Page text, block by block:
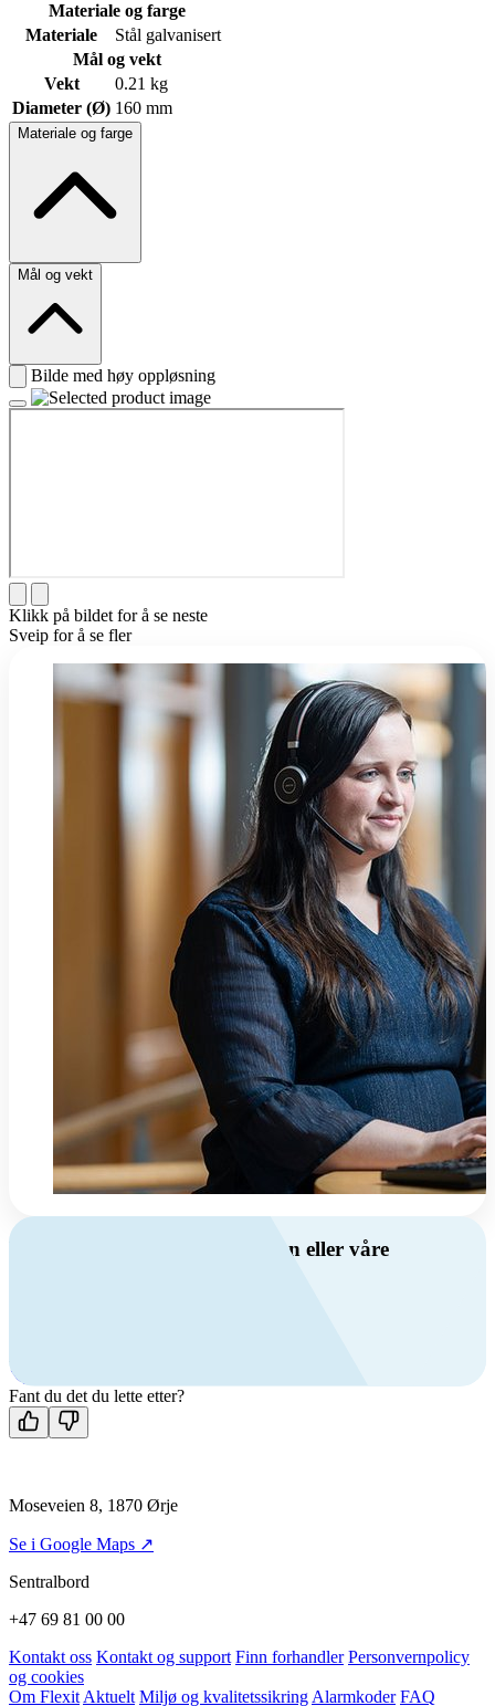
Materiale og farge
Materiale
Stål galvanisert
Mål og vekt
Vekt
0.21 kg
Diameter (Ø) 160 mm
Materiale og farge
Mål og vekt
Bilde med høy oppløsning
Klikk på bildet for å se neste
Sveip for å se fler
Har du spørsmål om ventilasjon eller våre
Kontakt oss
Fant du det du lette etter?
Moseveien 8, 1870 Ørje
Se i Google Maps ↗
Sentralbord
+47 69 81 00 00
Kontakt oss Kontakt og support Finn forhandler Personvernpolicy
og cookies
Om Flexit Aktuelt Miljø og kvalitetssikring Alarmkoder FAQ